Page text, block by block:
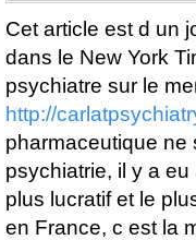
Cet article est d un
dans le New York
psychiatre sur le
http://
pharmaceutique ne
psychiatrie, il y a
plus lucratif et le
en France, c est la